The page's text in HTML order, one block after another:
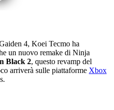
4, Koei Tecmo ha
un nuovo remake di Ninja
Black 2, questo revamp del
arriverà sulle piattaforme Xbox